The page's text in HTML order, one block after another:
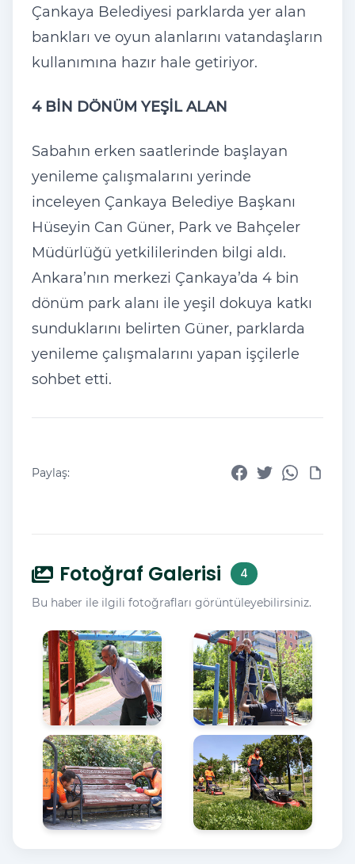
Çankaya Belediyesi parklarda yer alan
bankları ve oyun alanlarını vatandaşların
kullanımına hazır hale getiriyor.
4 BİN DÖNÜM YEŞİL ALAN
Sabahın erken saatlerinde başlayan
yenileme çalışmalarını yerinde
inceleyen Çankaya Belediye Başkanı
Hüseyin Can Güner, Park ve Bahçeler
Müdürlüğü yetkililerinden bilgi aldı.
Ankara’nın merkezi Çankaya’da 4 bin
dönüm park alanı ile yeşil dokuya katkı
sunduklarını belirten Güner, parklarda
yenileme çalışmalarını yapan işçilerle
sohbet etti.
Paylaş:
Fotoğraf Galerisi 4
Bu haber ile ilgili fotoğrafları görüntüleyebilirsiniz.